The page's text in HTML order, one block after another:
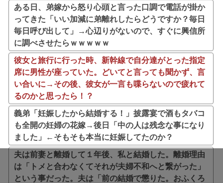
ある日、弟嫁から怒り心頭と言った口調で電話が掛か
ってきた「いい加減に弟離れしたらどうですか？毎日
毎日呼び出して」→心辺りがないので、すぐに興信所
に調べさせたらｗｗｗｗｗ
彼女と旅行に行った時、新幹線で自分達がとった指定
席に男性が座っていた。どいてと言っても聞かず、言
い合いに→その後、彼女が一言も喋らないので疲れて
るのかと思ったら！？
義弟「妊娠したから結婚する！」披露宴で酒もタバコ
も全開の妊婦の花嫁→後日「中の人は残念な事になり
ました」←そもそも本当に妊娠してたのか？
夫は前妻と離婚して１年後、私と結婚した。離婚理由
は「トメと合わなくてそれが夫婦不和へと繋がった」
という事だった。夫は「前の結婚で懲りた。おふくろ